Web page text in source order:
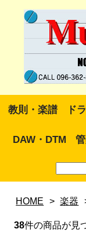
教則・楽譜 ド
DAW・DTM
HOME > 楽器
38件の商品が見